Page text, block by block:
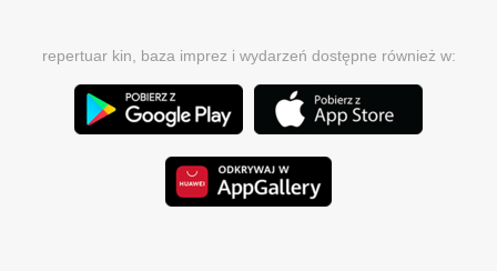
repertuar kin, baza imprez i wydarzeń dostępne również w: